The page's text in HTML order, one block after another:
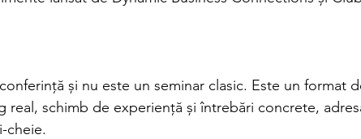
și nu este un seminar clasic. Este un format
real, schimb de experiență și întrebări concrete,
cheie.